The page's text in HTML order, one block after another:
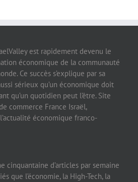
est rapidement devenu le
économique de la communauté
Ce succès s’explique par sa
sérieux qu’un économique doit
qu’un quotidien peut l’être. Site
commerce France Israël,
économique franco-
cinquantaine d’articles par semaine
que l’économie, la High-Tech, la